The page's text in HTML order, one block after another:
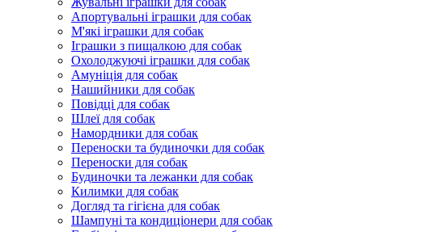
Апортувальні іграшки для собак
М'які іграшки для собак
Іграшки з пищалкою для собак
Охолоджуючі іграшки для собак
Амуніція для собак
Нашийники для собак
Повідці для собак
Шлеї для собак
Намордники для собак
Переноски та будиночки для собак
Переноски для собак
Будиночки та лежанки для собак
Килимки для собак
Догляд та гігієна для собак
Шампуні та кондиціонери для собак